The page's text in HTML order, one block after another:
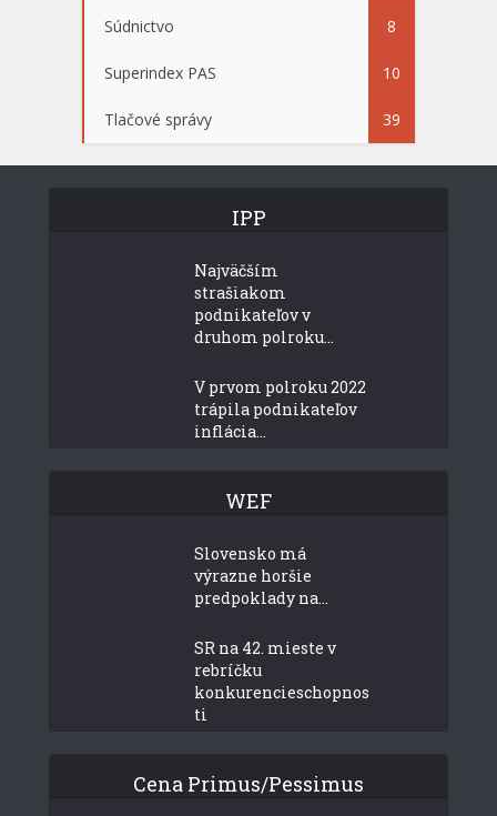
Súdnictvo 8
Superindex PAS 10
Tlačové správy 39
IPP
Najväčším
strašiakom
podnikateľov v
druhom polroku...
V prvom polroku 2022
trápila podnikateľov
inflácia...
WEF
Slovensko má
výrazne horšie
predpoklady na...
SR na 42. mieste v
rebríčku
konkurencieschopnos
ti
Cena Primus/Pessimus